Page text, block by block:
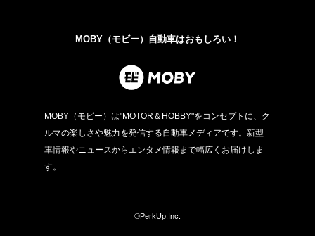
MOBY（モビー）自動車はおもしろい！
MOBY（モビー）は"MOTOR＆HOBBY"をコンセプトに、ク
ルマの楽しさや魅力を発信する自動車メディアです。新型
車情報やニュースからエンタメ情報まで幅広くお届けしま
す。
©PerkUp.Inc.